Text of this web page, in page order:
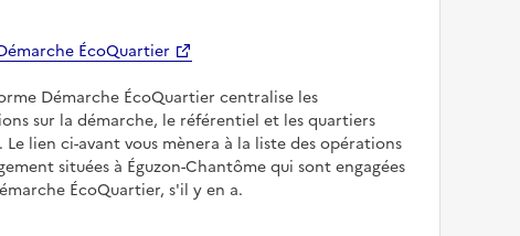
ÉcoQuartier
Démarche ÉcoQuartier centralise les
sur la démarche, le référentiel et les quartiers
Le lien ci-avant vous mènera à la liste des opérations
situées à Éguzon-Chantôme qui sont engagées
ÉcoQuartier, s'il y en a.